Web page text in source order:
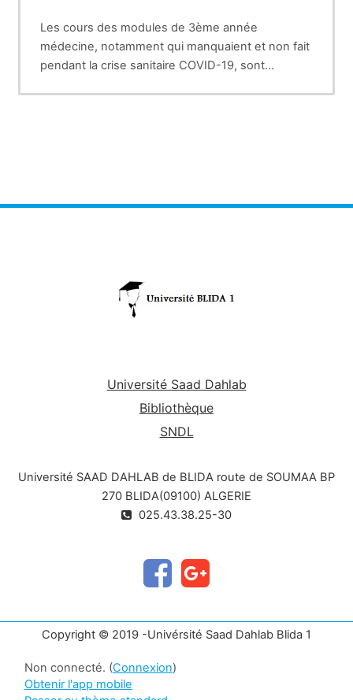
Les cours des modules de 3ème année
médecine, notamment qui manquaient et non fait
pendant la crise sanitaire COVID-19, sont
Université Saad Dahlab
Bibliothèque
SNDL
Université SAAD DAHLAB de BLIDA route de SOUMAA BP
270 BLIDA(09100) ALGERIE
025.43.38.25-30
Copyright © 2019 -Univérsité Saad Dahlab Blida 1
Non connecté. (Connexion)
Obtenir l'app mobile